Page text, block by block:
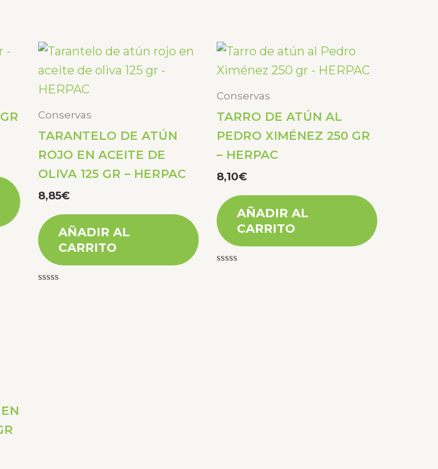
Conservas
TARANTELO DE ATÚN
ROJO EN ACEITE DE
OLIVA 125 GR – HERPAC
8,85€
AÑADIR AL
CARRITO
Conservas
TARRO DE ATÚN AL
PEDRO XIMÉNEZ 250 GR
– HERPAC
8,10€
AÑADIR AL
CARRITO